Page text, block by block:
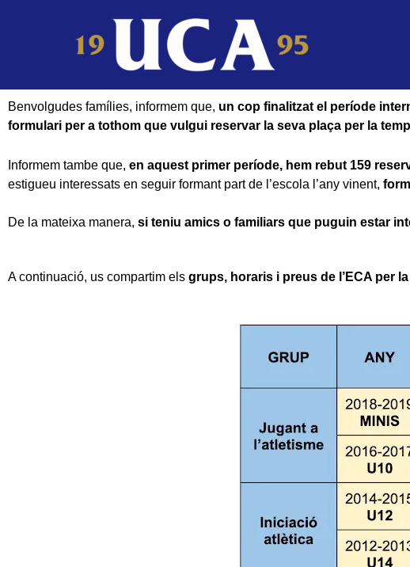
Benvolgudes famílies, informem que, un cop finalitzat el període
formulari per a tothom que vulgui reservar la seva plaça per la
Informem tambe que, en aquest primer període, hem rebut 159
estigueu interessats en seguir formant part de l’escola l’any vinent,
De la mateixa manera, si teniu amics o familiars que puguin estar
A continuació, us compartim els grups, horaris i preus de l’ECA per